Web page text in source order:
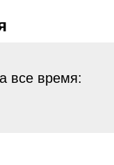
все время: